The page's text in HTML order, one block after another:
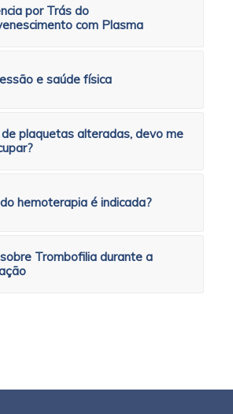
por Trás do
com Plasma
e saúde física
de plaquetas alteradas, devo me
hemoterapia é indicada?
Trombofilia durante a